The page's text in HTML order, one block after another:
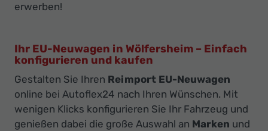
erwerben!
Ihr EU-Neuwagen in Wölfersheim – Einfach
konfigurieren und kaufen
Gestalten Sie Ihren Reimport EU-Neuwagen
online bei Autoflex24 nach Ihren Wünschen. Mit
wenigen Klicks konfigurieren Sie Ihr Fahrzeug und
genießen dabei die große Auswahl an Marken und